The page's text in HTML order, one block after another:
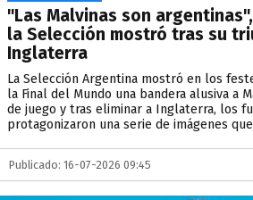
"Las Malvinas son
la Selección mostró tras su
Inglaterra
La Selección Argentina mostró en los
la Final del Mundo una bandera alusiva a
de juego y tras eliminar a Inglaterra, los
protagonizaron una serie de imágenes
Publicado: 16-07-2026 09:45